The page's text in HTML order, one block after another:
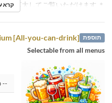
＊ メニュー画像をタップで拡大してご覧いただけます。 קרא
תוספת [All-you-can-drink] Premium
Selectable from all menus